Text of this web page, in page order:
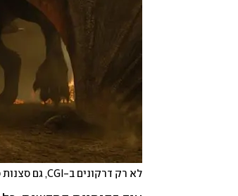
לא רק דרקונים ב-CGI, גם סצנות סקס. מתוך "משחקי הכס"